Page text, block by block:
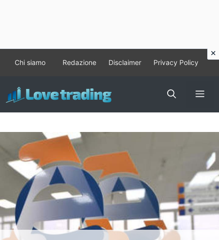
contenuto
Chi siamo Redazione Disclaimer Privacy Policy